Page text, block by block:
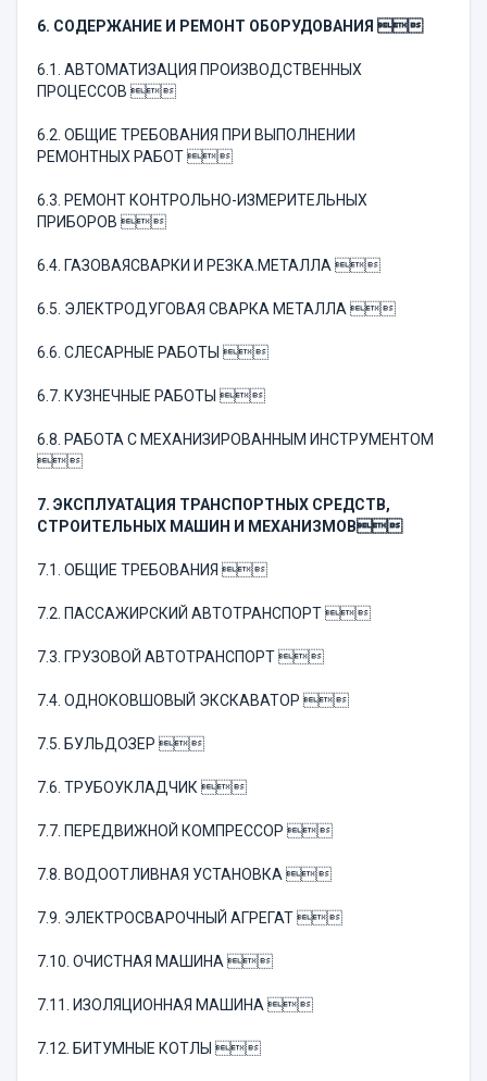
6. СОДЕРЖАНИЕ И РЕМОНТ ОБОРУДОВАНИЯ 
6.1. АВТОМАТИЗАЦИЯ ПРОИЗВОДСТВЕННЫХ
ПРОЦЕССОВ 
6.2. ОБЩИЕ ТРЕБОВАНИЯ ПРИ ВЫПОЛНЕНИИ
РЕМОНТНЫХ РАБОТ 
6.3. РЕМОНТ КОНТРОЛЬНО-ИЗМЕРИТЕЛЬНЫХ
ПРИБОРОВ 
6.4. ГАЗОВАЯСВАРКИ И РЕЗКА.МЕТАЛЛА 
6.5. ЭЛЕКТРОДУГОВАЯ СВАРКА МЕТАЛЛА 
6.6. СЛЕСАРНЫЕ РАБОТЫ 
6.7. КУЗНЕЧНЫЕ РАБОТЫ 
6.8. РАБОТА С МЕХАНИЗИРОВАННЫМ ИНСТРУМЕНТОМ

7. ЭКСПЛУАТАЦИЯ ТРАНСПОРТНЫХ СРЕДСТВ,
СТРОИТЕЛЬНЫХ МАШИН И МЕХАНИЗМОВ
7.1. ОБЩИЕ ТРЕБОВАНИЯ 
7.2. ПАССАЖИРСКИЙ АВТОТРАНСПОРТ 
7.3. ГРУЗОВОЙ АВТОТРАНСПОРТ 
7.4. ОДНОКОВШОВЫЙ ЭКСКАВАТОР 
7.5. БУЛЬДОЗЕР 
7.6. ТРУБОУКЛАДЧИК 
7.7. ПЕРЕДВИЖНОЙ КОМПРЕССОР 
7.8. ВОДООТЛИВНАЯ УСТАНОВКА 
7.9. ЭЛЕКТРОСВАРОЧНЫЙ АГРЕГАТ 
7.10. ОЧИСТНАЯ МАШИНА 
7.11. ИЗОЛЯЦИОННАЯ МАШИНА 
7.12. БИТУМНЫЕ КОТЛЫ 